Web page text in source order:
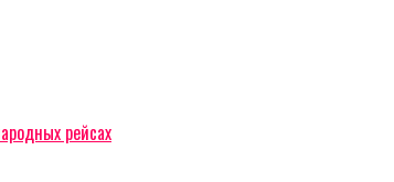
рейсах